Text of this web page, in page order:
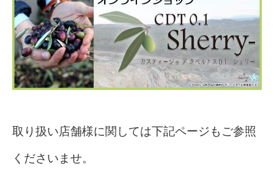
取り扱い店舗様に関しては下記ページもご参照
くださいませ。